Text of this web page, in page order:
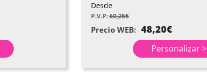
Desde
P.V.P:60,25€
Precio WEB: 48,20€
Personalizar >